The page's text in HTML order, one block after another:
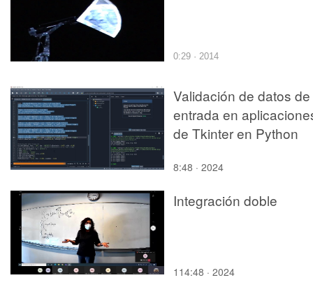
0:29 · 2014
Validación de datos de
entrada en
de Tkinter en Python
8:48 · 2024
Integración doble
114:48 · 2024